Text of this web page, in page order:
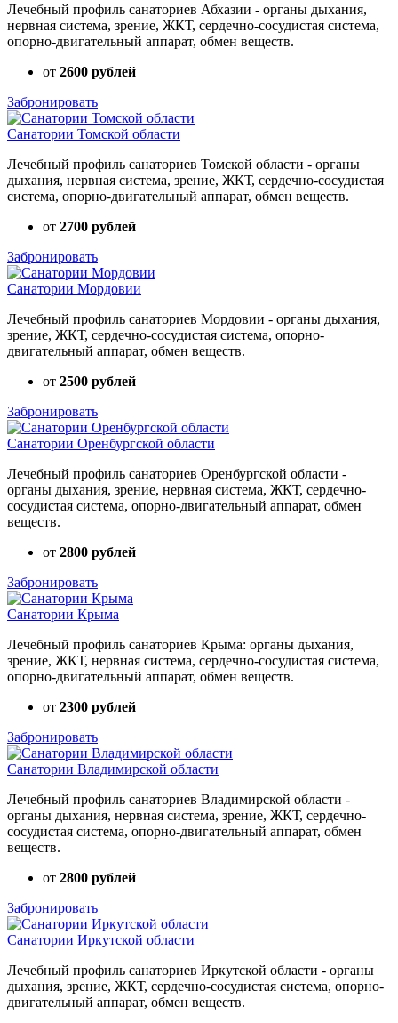
Лечебный профиль санаториев Абхазии - органы дыхания,
нервная система, зрение, ЖКТ, сердечно-сосудистая система,
опорно-двигательный аппарат, обмен веществ.
от 2600 рублей
Забронировать
Санатории Томской области
Лечебный профиль санаториев Томской области - органы
дыхания, нервная система, зрение, ЖКТ, сердечно-сосудистая
система, опорно-двигательный аппарат, обмен веществ.
от 2700 рублей
Забронировать
Санатории Мордовии
Лечебный профиль санаториев Мордовии - органы дыхания,
зрение, ЖКТ, сердечно-сосудистая система, опорно-
двигательный аппарат, обмен веществ.
от 2500 рублей
Забронировать
Санатории Оренбургской области
Лечебный профиль санаториев Оренбургской области -
органы дыхания, зрение, нервная система, ЖКТ, сердечно-
сосудистая система, опорно-двигательный аппарат, обмен
веществ.
от 2800 рублей
Забронировать
Санатории Крыма
Лечебный профиль санаториев Крыма: органы дыхания,
зрение, ЖКТ, нервная система, сердечно-сосудистая система,
опорно-двигательный аппарат, обмен веществ.
от 2300 рублей
Забронировать
Санатории Владимирской области
Лечебный профиль санаториев Владимирской области -
органы дыхания, нервная система, зрение, ЖКТ, сердечно-
сосудистая система, опорно-двигательный аппарат, обмен
веществ.
от 2800 рублей
Забронировать
Санатории Иркутской области
Лечебный профиль санаториев Иркутской области - органы
дыхания, зрение, ЖКТ, сердечно-сосудистая система, опорно-
двигательный аппарат, обмен веществ.